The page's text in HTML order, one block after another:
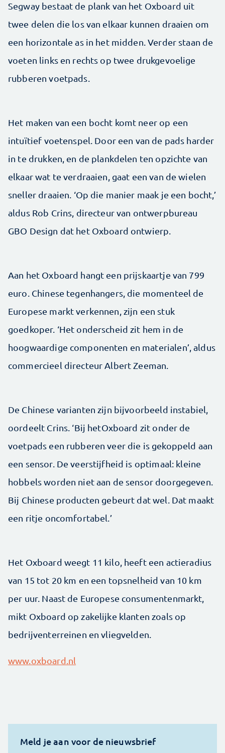
Segway bestaat de plank van het Oxboard uit
twee delen die los van elkaar kunnen draaien om
een horizontale as in het midden. Verder staan de
voeten links en rechts op twee drukgevoelige
rubberen voetpads.
Het maken van een bocht komt neer op een
intuïtief voetenspel. Door een van de pads harder
in te drukken, en de plankdelen ten opzichte van
elkaar wat te verdraaien, gaat een van de wielen
sneller draaien. ‘Op die manier maak je een bocht,’
aldus Rob Crins, directeur van ontwerpbureau
GBO Design dat het Oxboard ontwierp.
Aan het Oxboard hangt een prijskaartje van 799
euro. Chinese tegenhangers, die momenteel de
Europese markt verkennen, zijn een stuk
goedkoper. ‘Het onderscheid zit hem in de
hoogwaardige componenten en materialen’, aldus
commercieel directeur Albert Zeeman.
De Chinese varianten zijn bijvoorbeeld instabiel,
oordeelt Crins. ‘Bij hetOxboard zit onder de
voetpads een rubberen veer die is gekoppeld aan
een sensor. De veerstijfheid is optimaal: kleine
hobbels worden niet aan de sensor doorgegeven.
Bij Chinese producten gebeurt dat wel. Dat maakt
een ritje oncomfortabel.’
Het Oxboard weegt 11 kilo, heeft een actieradius
van 15 tot 20 km en een topsnelheid van 10 km
per uur. Naast de Europese consumentenmarkt,
mikt Oxboard op zakelijke klanten zoals op
bedrijventerreinen en vliegvelden.
www.oxboard.nl
Meld je aan voor de nieuwsbrief